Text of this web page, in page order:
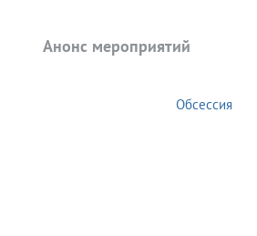
Анонс мероприятий
Обсессия